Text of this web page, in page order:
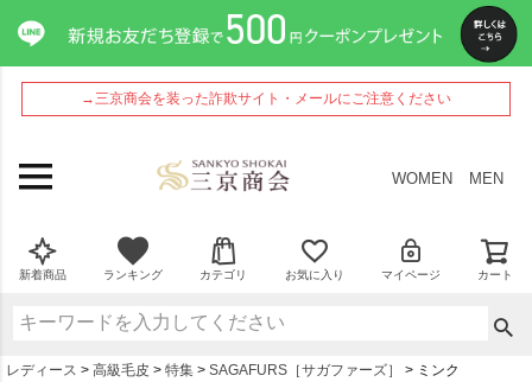
→三京商会を装った詐欺サイト・メールにご注意ください
WOMEN MEN
新着商品 ランキング カテゴリ お気に入り マイページ カート
レディース 高級毛皮 特集 SAGAFURS［サガファーズ］ ミンク